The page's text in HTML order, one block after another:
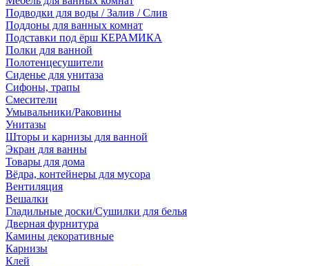
Подводки для воды / Залив / Слив
Поддоны для ванных комнат
Подставки под ёрш КЕРАМИКА
Полки для ванной
Полотенцесушители
Сиденье для унитаза
Сифоны, трапы
Смесители
Умывальники/Раковины
Унитазы
Шторы и карнизы для ванной
Экран для ванны
Товары для дома
Вёдра, контейнеры для мусора
Вентиляция
Вешалки
Гладильные доски/Сушилки для белья
Дверная фурнитура
Камины декоративные
Карнизы
Клей